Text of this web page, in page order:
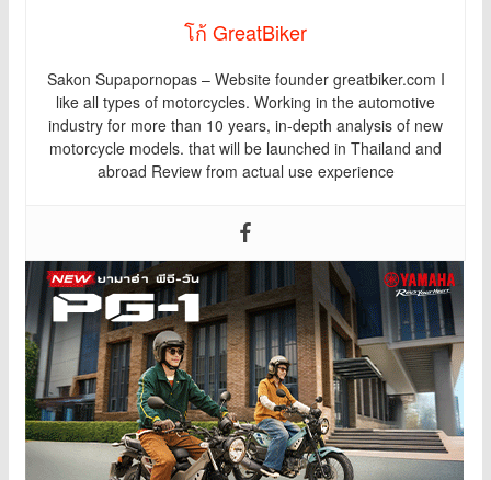
โก้ GreatBiker
Sakon Supapornopas – Website founder greatbiker.com I
like all types of motorcycles. Working in the automotive
industry for more than 10 years, in-depth analysis of new
motorcycle models. that will be launched in Thailand and
abroad Review from actual use experience